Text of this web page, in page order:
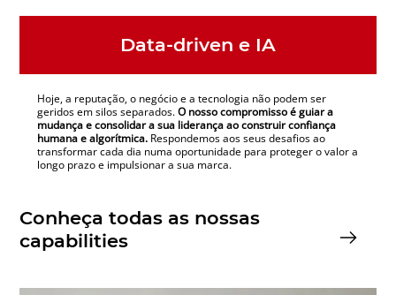
Conheça todas as nossas
capabilities
Data-driven e IA
Hoje, a reputação, o negócio e a tecnologia não podem ser
geridos em silos separados.O nosso compromisso é guiar a
mudança e consolidar a sua liderança ao construir confiança
humana e algorítmica. Respondemos aos seus desafios ao
transformar cada dia numa oportunidade para proteger o valor a
longo prazo e impulsionar a sua marca.